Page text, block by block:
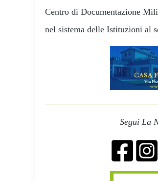
Centro di Documentazione
nel sistema delle Istituzioni al
Segui La